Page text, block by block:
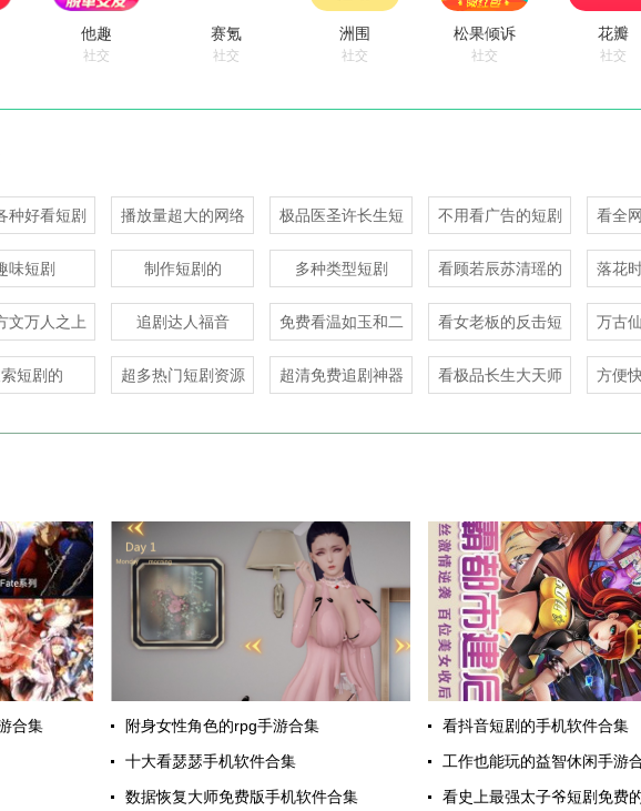
他趣
社交
赛氪
社交
洲围
社交
松果倾诉
社交
花瓣
社交
叮叮抓娃娃
社交
林间聊愈室
社交
引力星球
社交
遇见
社交
聊她
社交
种好看短剧
的
播放量超大的网络
短剧
极品医圣许长生短
剧
不用看广告的短剧
看全
味短剧 制作短剧的 多种类型短剧
看顾若辰苏清瑶的
短剧
落花
文万人之上
短剧
追剧达人福音
免费看温如玉和二
虎短剧的
看女老板的反击短
剧的
万古
短剧的 超多热门短剧资源 超清免费追剧神器
看极品长生大天师
方便
合集
附身女性角色的rpg手游合集
十大看瑟瑟手机软件合集
数据恢复大师免费版手机软件合集
看抖音短剧的手机软件合集
工作也能玩的益智休闲手游
看史上最强太子爷短剧免费